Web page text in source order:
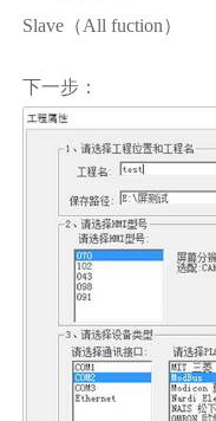
Slave（All fuction）
下一步：